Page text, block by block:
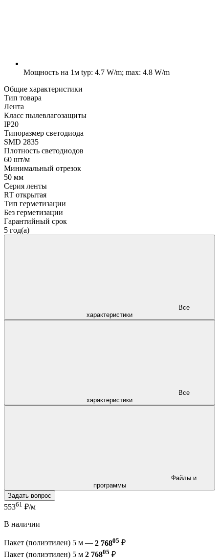
Мощность на 1м typ: 4.7 W/m; max: 4.8 W/m
Общие характеристики
Тип товара
Лента
Класс пылевлагозащиты
IP20
Типоразмер светодиода
SMD 2835
Плотность светодиодов
60 шт/м
Минимальный отрезок
50 мм
Серия ленты
RT открытая
Тип герметизации
Без герметизации
Гарантийный срок
5 год(а)
характеристики
характеристики
программы
Задать вопрос
55361 ₽/м
В наличии
Пакет (полиэтилен) 5 м — 2 76805 ₽
Пакет (полиэтилен) 5 м 2 76805 ₽